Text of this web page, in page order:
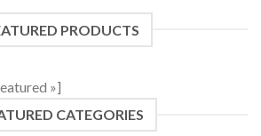
PRODUCTS
»]
CATEGORIES